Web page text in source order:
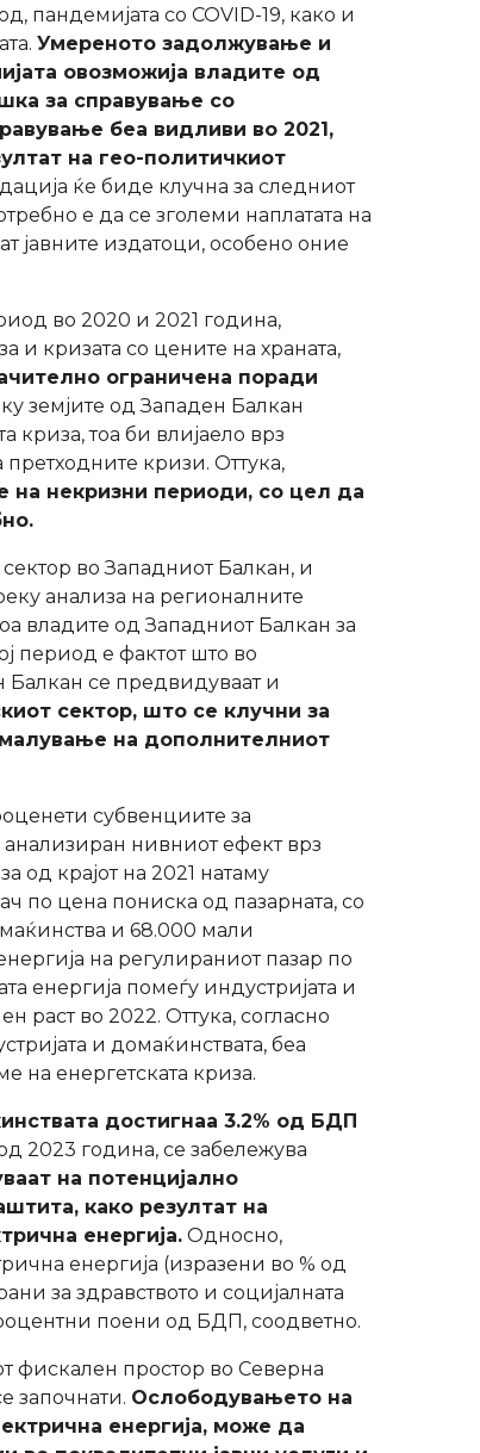
пандемијата со COVID-19, како и
Умереното задолжување и
овозможија владите од
за справување со
беа видливи во 2021,
на гео-политичкиот
ќе биде клучна за следниот
е да се зголеми наплатата на
јавните издатоци, особено оние
во 2020 и 2021 година,
и кризата со цените на храната,
ограничена поради
земјите од Западен Балкан
криза, тоа би влијаело врз
кризи. Оттука,
на некризни периоди, со цел да
сектор во Западниот Балкан, и
анализа на регионалните
владите од Западниот Балкан за
период е фактот што во
Балкан се предвидуваат и
сектор, што се клучни за
на дополнителниот
субвенциите за
нивниот ефект врз
од крајот на 2021 натаму
по цена пониска од пазарната, со
и 68.000 мали
на регулираниот пазар по
енергија помеѓу индустријата и
раст во 2022. Оттука, согласно
и домаќинствата, беа
на енергетската криза.
достигнаа 3.2% од БДП
2023 година, се забележува
на потенцијално
како резултат на
енергија. Односно,
енергија (изразени во % од
за здравството и социјалната
поени од БДП, соодветно.
фискален простор во Северна
започнати. Ослободувањето на
енергија, може да